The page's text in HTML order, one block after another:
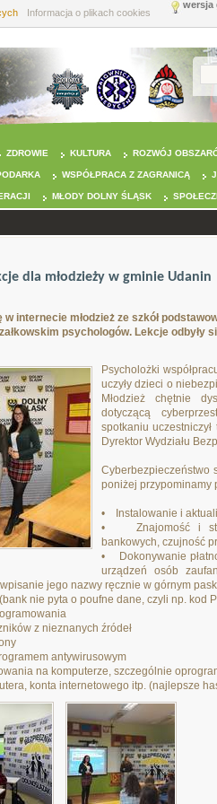
Informacja o plikach cookies
wersja
ZDROWIE KULTURA ROZWÓJ
WSPÓŁPRACA Z ZAGRANICĄ
MŁODY DOLNY ŚLĄSK
dla młodzieży w gminie Udanin
internecie młodzież ze szkół
psychologów. Lekcje odbyły
Psycholożki
uczyły dzieci o
Młodzież chętnie
dotyczącą
spotkaniu
Dyrektor Wydziału
​Cyberbezpieczeństwo
poniżej przypominamy
• Instalowanie i
• Znajomość i
bankowych, czujność
• Dokonywanie
urządzeń osób
jego nazwy ręcznie w górnym
nie pyta o poufne dane, czyli np. kod
z nieznanych źródeł
antywirusowym
na komputerze, szczególnie
konta internetowego itp. (najlepsze